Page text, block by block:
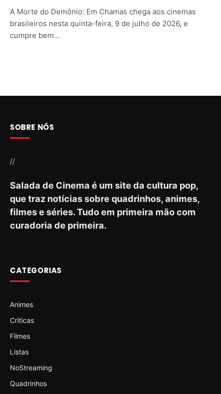
A Morte do Demônio: Em Chamas chega aos cinemas
brasileiros nesta quinta-feira, 9 de julho de 2026, e
cumpre bem…
SOBRE NÓS
//
Salada de Cinema é um site da cultura pop,
que traz notícias sobre quadrinhos, animes,
filmes e séries. Tudo em primeira mão com
curadoria de primeira.
CATEGORIAS
Animes
Criticas
Filmes
Listas
NoStreaming
Quadrinhos